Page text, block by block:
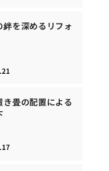
を深めるリフォ
畳の配置による